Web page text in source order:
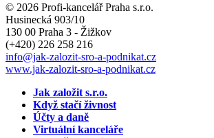
© 2026 Profi-kancelář Praha s.r.o.
Husinecká 903/10
130 00 Praha 3 - Žižkov
(+420) 226 258 216
info@jak-zalozit-sro-a-podnikat.cz
www.jak-zalozit-sro-a-podnikat.cz
Jak založit s.r.o.
Když stačí živnost
Účty a daně
Virtuální kanceláře